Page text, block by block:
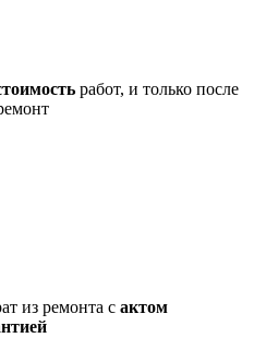
работ, и только после
из ремонта с актом